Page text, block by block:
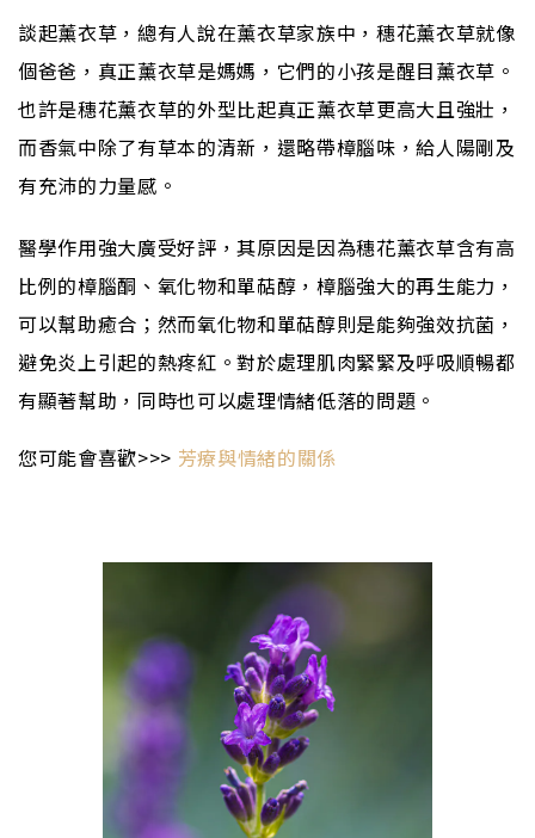
談起薰衣草，總有人說在薰衣草家族中，穗花薰衣草就像
個爸爸，真正薰衣草是媽媽，它們的小孩是醒目薰衣草。
也許是穗花薰衣草的外型比起真正薰衣草更高大且強壯，
而香氣中除了有草本的清新，還略帶樟腦味，給人陽剛及
有充沛的力量感。
醫學作用強大廣受好評，其原因是因為穗花薰衣草含有高
比例的樟腦酮、氧化物和單萜醇，樟腦強大的再生能力，
可以幫助癒合；然而氧化物和單萜醇則是能夠強效抗菌，
避免炎上引起的熱疼紅。對於處理肌肉緊緊及呼吸順暢都
有顯著幫助，同時也可以處理情緒低落的問題。
您可能會喜歡>>> 芳療與情緒的關係